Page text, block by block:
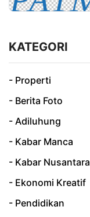
KATEGORI
- Properti
- Berita Foto
- Adiluhung
- Kabar Manca
- Kabar Nusantara
- Ekonomi Kreatif
- Pendidikan